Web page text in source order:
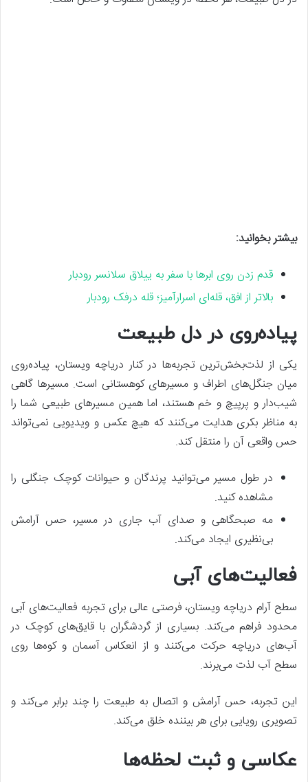
بیشتر بخوانید:
قدم زدن روی ابرها با سفر به ییلاق سلانسر رودبار
بالاتر از افق، قله‌ای اسرارآمیز؛ قله درفک رودبار
پیاده‌روی در دل طبیعت
یکی از لذت‌بخش‌ترین تجربه‌ها در کنار دریاچه ویستان، پیاده‌روی
میان جنگل‌های اطراف و مسیرهای کوهستانی است. مسیرها گاهی
شیب‌دار و پرپیچ و خم هستند، اما همین مسیرهای طبیعی شما را
به مناظر بکری هدایت می‌کنند که هیچ عکس و ویدیویی نمی‌تواند
حس واقعی آن را منتقل کند.
در طول مسیر می‌توانید پرندگان و حیوانات کوچک جنگلی را
مشاهده کنید.
مه صبحگاهی و صدای آب جاری در مسیر، حس آرامش
بی‌نظیری ایجاد می‌کند.
فعالیت‌های آبی
سطح آرام دریاچه ویستان، فرصتی عالی برای تجربه فعالیت‌های آبی
محدود فراهم می‌کند. بسیاری از گردشگران با قایق‌های کوچک در
آب‌های دریاچه حرکت می‌کنند و از انعکاس آسمان و کوه‌ها روی
سطح آب لذت می‌برند.
این تجربه، حس آرامش و اتصال به طبیعت را چند برابر می‌کند و
تصویری رویایی برای هر بیننده خلق می‌کند.
عکاسی و ثبت لحظه‌ها